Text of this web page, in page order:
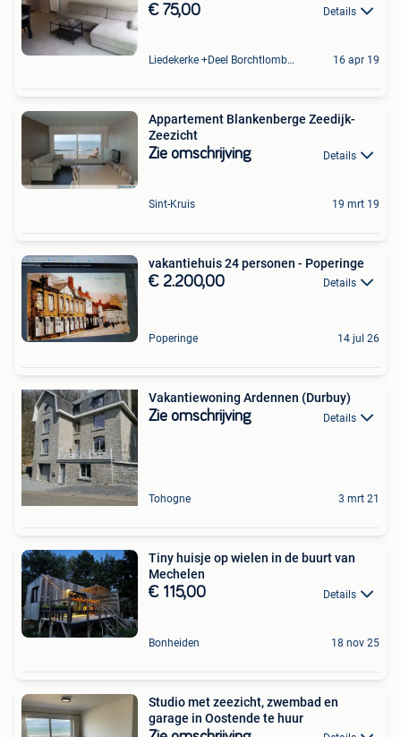
€ 75,00 Details
Liedekerke +Deel Borchtlombeek 16 apr 19
Appartement Blankenberge Zeedijk-
Zeezicht
Zie omschrijving Details
Sint-Kruis 19 mrt 19
vakantiehuis 24 personen - Poperinge
€ 2.200,00 Details
Poperinge 14 jul 26
Vakantiewoning Ardennen (Durbuy)
Zie omschrijving Details
Tohogne 3 mrt 21
Tiny huisje op wielen in de buurt van
Mechelen
€ 115,00 Details
Bonheiden 18 nov 25
Studio met zeezicht, zwembad en
garage in Oostende te huur